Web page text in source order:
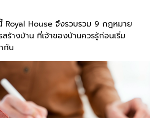
Royal House จึงรวบรวม 9 กฎหมาย
างบ้าน ที่เจ้าของบ้านควรรู้ก่อนเริ่ม
กัน